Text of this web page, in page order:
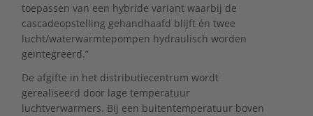
toepassen van een hybride variant waarbij de
cascadeopstelling gehandhaafd blijft én twee
lucht/waterwarmtepompen hydraulisch worden
geïntegreerd.”
De afgifte in het distributiecentrum wordt
gerealiseerd door lage temperatuur
luchtverwarmers. Bij een buitentemperatuur boven